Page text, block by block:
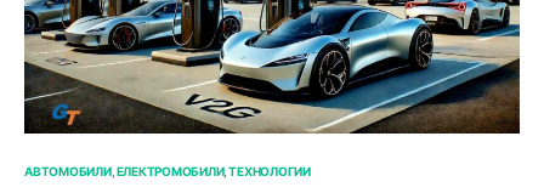
АВТОМОБИЛИ ЕЛЕКТРОМОБИЛИ ТЕХНОЛОГИИ